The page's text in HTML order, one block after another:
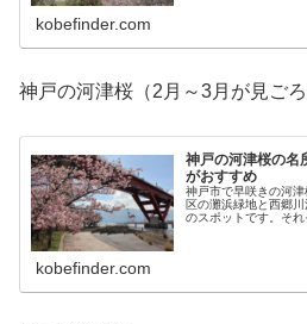
kobefinder.com
神戸の河津桜（2月～3月が見ご
神戸の河津桜の名
がおすすめ
神戸市で早咲きの河
区の灘浜緑地と西郷
のスポットです。そ
kobefinder.com